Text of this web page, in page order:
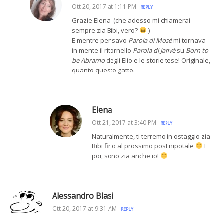
Ott 20, 2017 at 1:11 PM REPLY
Grazie Elena! (che adesso mi chiamerai
sempre zia Bibi, vero?
)
E mentre pensavo Parola di Mosèmi tornava
in mente il ritornello Parola di Jahvésu Born to
be Abramo degli Elio e le storie tese! Originale,
quanto questo gatto.
Elena
Ott 21, 2017 at 3:40 PM REPLY
Naturalmente, ti terremo in ostaggio zia
Bibi fino al prossimo post nipotale
E
poi, sono zia anche io!
Alessandro Blasi
Ott 20, 2017 at 9:31 AM REPLY